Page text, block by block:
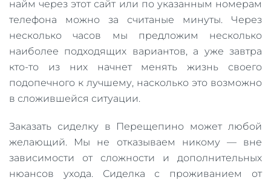
найм через этот сайт или по указанным номерам
телефона можно за считаные минуты. Через
несколько часов мы предложим несколько
наиболее подходящих вариантов, а уже завтра
кто-то из них начнет менять жизнь своего
подопечного к лучшему, насколько это возможно
в сложившейся ситуации.
Заказать сиделку в Перещепино может любой
желающий. Мы не отказываем никому — вне
зависимости от сложности и дополнительных
нюансов ухода. Сиделка с проживанием от